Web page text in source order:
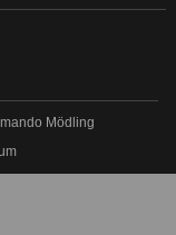
Mödling